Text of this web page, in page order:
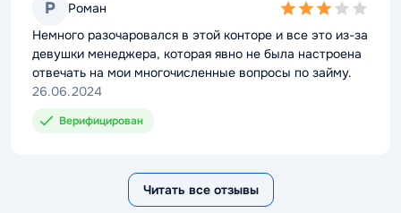
Р Роман
3,0
rating
Немного разочаровался в этой конторе и все это из-за
девушки менеджера, которая явно не была настроена
отвечать на мои многочисленные вопросы по займу.
26.06.2024
Верифицирован
Читать все отзывы